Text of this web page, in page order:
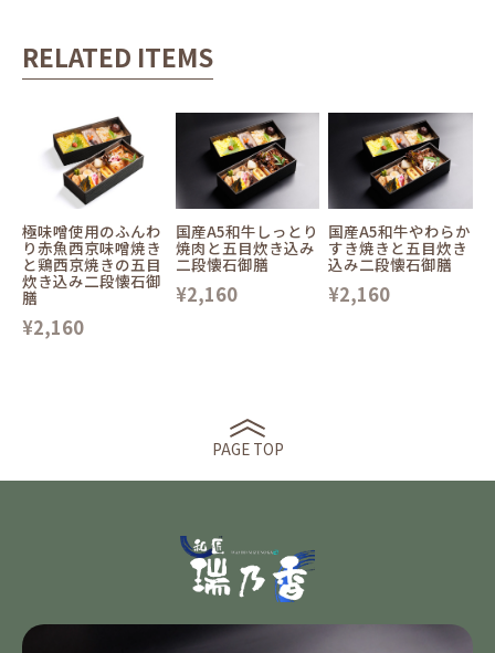
RELATED ITEMS
極味噌使用のふんわ
り赤魚西京味噌焼き
と鶏西京焼きの五目
炊き込み二段懐石御
膳
¥2,160
国産A5和牛しっとり
焼肉と五目炊き込み
二段懐石御膳
¥2,160
国産A5和牛やわらか
すき焼きと五目炊き
込み二段懐石御膳
¥2,160
PAGE TOP